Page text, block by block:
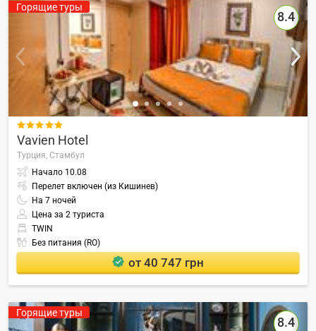
Горящие туры
8.4

Vavien Hotel
Турция, Стамбул
Начало 10.08
Перелет включен (из Кишинев)
На 7 ночей
Цена за 2 туриста
TWIN
Без питания (RO)
от 40 747 грн
Горящие туры
8.4